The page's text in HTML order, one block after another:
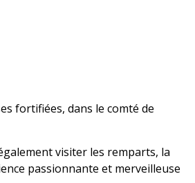
fortifiées, dans le comté de
visiter les remparts, la
passionnante et merveilleuse